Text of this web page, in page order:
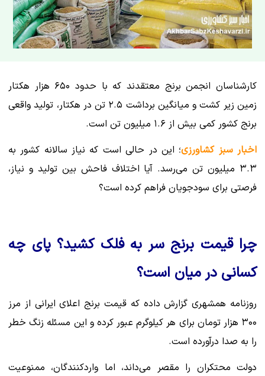
کارشناسان انجمن برنج معتقدند که با حدود ۶۵۰ هزار هکتار
زمین زیر کشت و میانگین برداشت ۲.۵ تن در هکتار، تولید واقعی
برنج کشور کمی بیش از ۱.۶ میلیون تن است.
اخبار سبز کشاورزی؛ این در حالی است که نیاز سالانه کشور به
۳.۳ میلیون تن می‌رسد. آیا اختلاف فاحش بین تولید و نیاز،
فرصتی برای سودجویان فراهم کرده است؟
چرا قیمت برنج سر به فلک کشید؟ پای چه
کسانی در میان است؟
روزنامه همشهری گزارش داده که قیمت برنج اعلای ایرانی از مرز
۳۰۰ هزار تومان برای هر کیلوگرم عبور کرده و این مسئله زنگ خطر
را به صدا درآورده است.
دولت محتکران را مقصر می‌داند، اما واردکنندگان، ممنوعیت